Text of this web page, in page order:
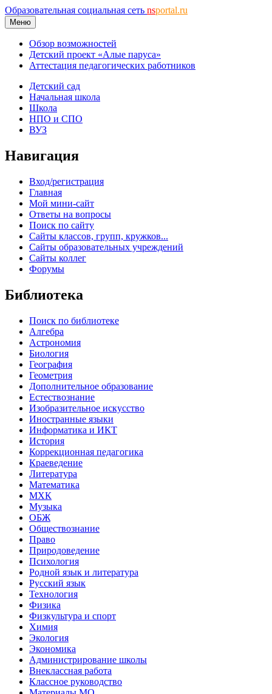
Образовательная социальная сеть nsportal.ru
Меню
Обзор возможностей
Детский проект «Алые паруса»
Аттестация педагогических работников
Детский сад
Начальная школа
Школа
НПО и СПО
ВУЗ
Навигация
Вход/регистрация
Главная
Мой мини-сайт
Ответы на вопросы
Поиск по сайту
Сайты классов, групп, кружков...
Сайты образовательных учреждений
Сайты коллег
Форумы
Библиотека
Поиск по библиотеке
Алгебра
Астрономия
Биология
География
Геометрия
Дополнительное образование
Естествознание
Изобразительное искусство
Иностранные языки
Информатика и ИКТ
История
Коррекционная педагогика
Краеведение
Литература
Математика
МХК
Музыка
ОБЖ
Обществознание
Право
Природоведение
Психология
Родной язык и литература
Русский язык
Технология
Физика
Физкультура и спорт
Химия
Экология
Экономика
Администрирование школы
Внеклассная работа
Классное руководство